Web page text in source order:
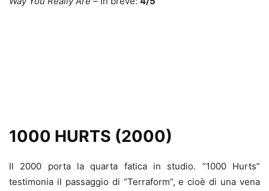
1000 HURTS (2000)
Il 2000 porta la quarta fatica in studio. “1000 Hurts”
testimonia il passaggio di “Terraform”, e cioè di una vena